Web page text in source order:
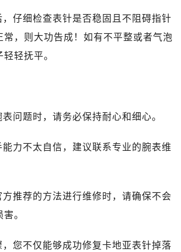
仔细检查表针是否稳固且不阻碍指针
常，则大功告成！如有不平整或者气泡
轻抚平。
问题时，请务必保持耐心和细心。
力不太自信，建议联系专业的腕表维
推荐的方法进行维修时，请确保不会
。
您不仅能够成功修复卡地亚表针掉落